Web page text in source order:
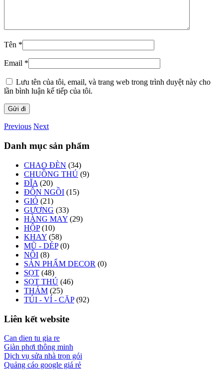
Tên *
Email *
Lưu tên của tôi, email, và trang web trong trình duyệt này cho
lần bình luận kế tiếp của tôi.
Previous Next
Danh mục sản phẩm
CHAO ĐÈN (34)
CHUỒNG THÚ (9)
ĐĨA (20)
ĐÔN NGỒI (15)
GIỎ (21)
GƯƠNG (33)
HÀNG MAY (29)
HỘP (10)
KHAY (58)
MŨ - DÉP (0)
NÔI (8)
SẢN PHẨM DECOR (0)
SỌT (48)
SỌT THÚ (46)
THẢM (25)
TÚI - VÍ - CẶP (92)
Liên kết website
Can dien tu gia re
Giàn phơi thông minh
Dịch vụ sửa nhà trọn gói
Quảng cáo google giá rẻ